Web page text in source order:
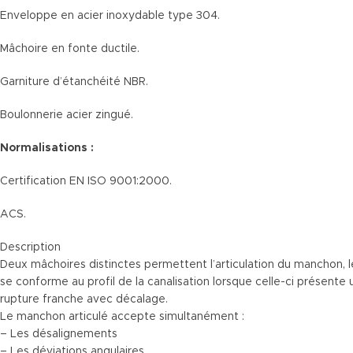
Enveloppe en acier inoxydable type 304.
Mâchoire en fonte ductile.
Garniture d’étanchéité NBR.
Boulonnerie acier zingué.
Normalisations :
Certification EN ISO 9001:2000.
ACS.
Description
Deux mâchoires distinctes permettent l’articulation du manchon,
se conforme au profil de la canalisation lorsque celle-ci présente
rupture franche avec décalage.
Le manchon articulé accepte simultanément :
– Les désalignements